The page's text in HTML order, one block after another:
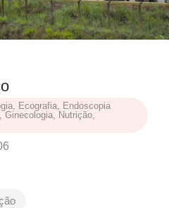
Ecografia, Endoscopia
Ginecologia, Nutrição,